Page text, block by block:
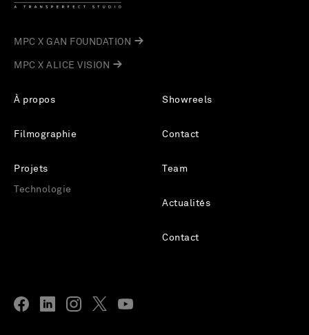
À propos
Filmographie
Projets
Technologie
Showreels
Contact
Team
Actualités
Contact
MPC X GAN FOUNDATION
MPC X ALICE VISION